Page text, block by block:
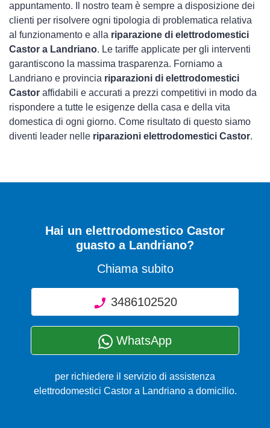
appuntamento. Il nostro team è sempre a disposizione dei
clienti per risolvere ogni tipologia di problematica relativa
al funzionamento e alla riparazione di elettrodomestici
Castor a Landriano. Le tariffe applicate per gli interventi
garantiscono la massima trasparenza. Forniamo a
Landriano e provincia riparazioni di elettrodomestici
Castor affidabili e accurati a prezzi competitivi in modo da
rispondere a tutte le esigenze della casa e della vita
domestica di ogni giorno. Come risultato di questo siamo
diventi leader nelle riparazioni elettrodomestici Castor.
Hai un elettrodomestico Castor
guasto a Landriano?
Chiama subito
3486102520
WhatsApp
per richiedere il servizio di assistenza
elettrodomestici Castor a Landriano a domicilio.